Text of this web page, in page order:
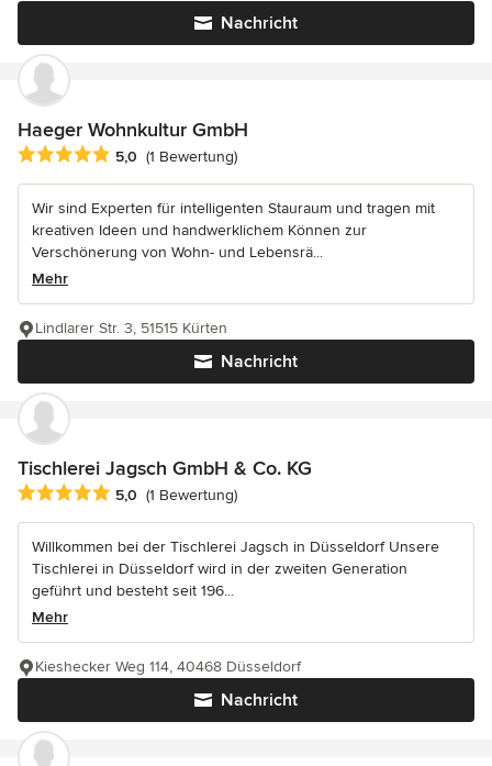
Nachricht
Haeger Wohnkultur GmbH
Durchschnittliche Bewertung: 5 von 5 Sternen
5,0 (1 Bewertung)
Wir sind Experten für intelligenten Stauraum und tragen mit
kreativen Ideen und handwerklichem Können zur
Verschönerung von Wohn- und Lebensrä...
Mehr
Nachricht
Lindlarer Str. 3, 51515 Kürten
Tischlerei Jagsch GmbH & Co. KG
Durchschnittliche Bewertung: 5 von 5 Sternen
5,0 (1 Bewertung)
Willkommen bei der Tischlerei Jagsch in Düsseldorf Unsere
Tischlerei in Düsseldorf wird in der zweiten Generation
geführt und besteht seit 196...
Mehr
Nachricht
Kieshecker Weg 114, 40468 Düsseldorf